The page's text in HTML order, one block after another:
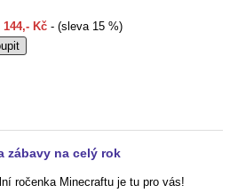
144,- Kč - (sleva 15 %)
zábavy na celý rok
ročenka Minecraftu je tu pro vás!